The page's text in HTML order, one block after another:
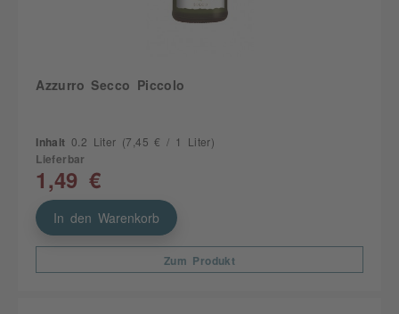
Azzurro Secco Piccolo
Inhalt 0.2 Liter (7,45 € / 1 Liter)
Lieferbar
1,49 €
In den Warenkorb
Zum Produkt